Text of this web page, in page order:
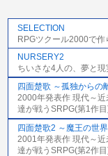
SELECTION
RPGツクール2000で
NURSERY2
ちいさな4人の、夢と
四面楚歌 ～孤独からの
2000年発表作 現代～
達が戦うSRPG(第1作
四面楚歌2 ～魔王の世
2001年発表作 現代～
達が戦うSRPG(第2作